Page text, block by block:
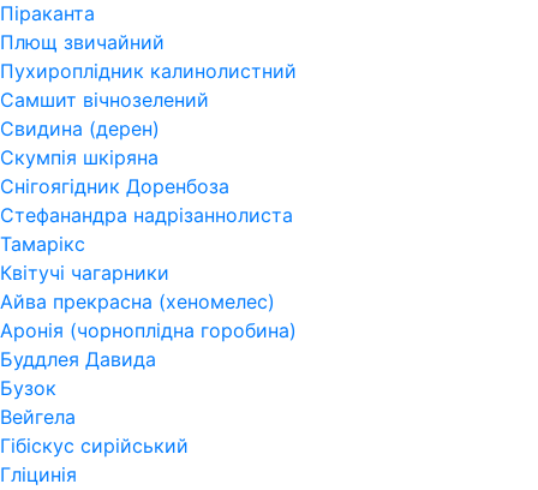
Піраканта
Плющ звичайний
Пухироплідник калинолистний
Самшит вічнозелений
Свидина (дерен)
Скумпія шкіряна
Снігоягідник Доренбоза
Стефанандра надрізаннолиста
Тамарікс
Квітучі чагарники
Айва прекрасна (хеномелес)
Аронія (чорноплідна горобина)
Буддлея Давида
Бузок
Вейгела
Гібіскус сирійський
Гліцинія